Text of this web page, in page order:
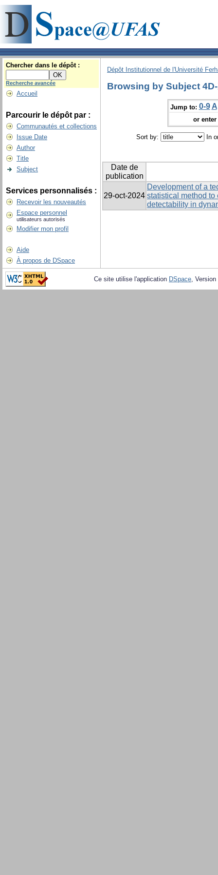
Chercher dans le dépôt :
Recherche avancée
Accueil
Parcourir le dépôt par :
Communautés et collections
Issue Date
Author
Title
Subject
Services personnalisés :
Recevoir les nouveautés
Espace personnel
utilisateurs autorisés
Modifier mon profil
Aide
À propos de DSpace
Dépôt Institutionnel de l'Université
Browsing by Subject
Jump to: 0-9 A
or
Sort by: In
Date de
publication
29-oct-2024
Development of a
statistical method
detectability in
Ce site utilise l'application DSpace,